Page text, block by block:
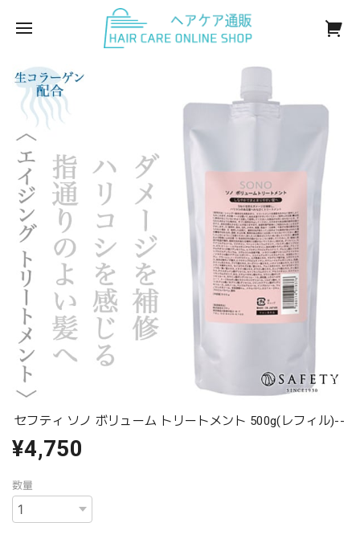
セフティ ソノ ボリューム トリートメント 500g(レフィル)--
¥4,750
数量